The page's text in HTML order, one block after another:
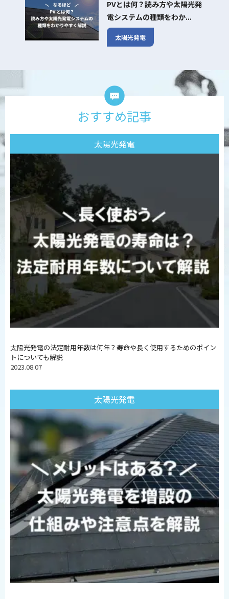
PVとは何？読み方や太陽光発
電システムの種類をわか...
太陽光発電
おすすめ記事
太陽光発電
太陽光発電の法定耐用年数は何年？寿命や長く使用するためのポイン
トについても解説
2023.08.07
太陽光発電